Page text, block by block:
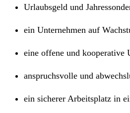
Urlaubsgeld und
ein Unternehmen auf
eine offene und kooperative
anspruchsvolle und
ein sicherer Arbeitsplatz in